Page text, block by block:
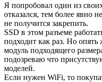
Я попробовал один из
отказался, тем более явно
не получится закрепить.
SSD в этом разъеме
подходит как раз. Но
модуль подходящего
подозреваю что
моделей.
Если нужен WiFi, то